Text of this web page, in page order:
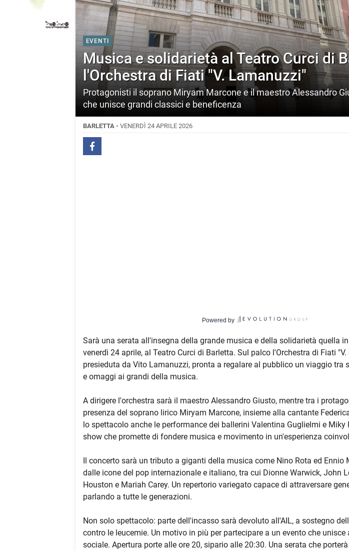
EVENTI
Musica e solidarietà al Teatro Curci di
l'Orchestra di Fiati "V. Lamanuzzi"
Protagonisti il soprano Miryam Marcone e il maestro Alessandro
che unisce grandi classici e beneficenza
BARLETTA - VENERDÌ 24 APRILE 2026
Powered by
Sarà una serata all'insegna della grande musica e della solidarietà quella
venerdì 24 aprile, al Teatro Curci di Barletta. Sul palco l'Orchestra di Fiati
presieduta da Vito Lamanuzzi, pronta a regalare al pubblico un viaggio tra
e omaggi ai grandi della musica.
A dirigere l'orchestra sarà il maestro Alessandro Giusto, mentre tra i
presenza del soprano lirico Miryam Marcone, insieme alla cantante
lo spettacolo anche le performance dei ballerini Valentina Guglielmi e Miky
show che promette di fondere musica e movimento in un'esperienza
Il concerto sarà un tributo a giganti della musica come Nino Rota ed Ennio
dalle icone del pop internazionale e italiano, tra cui Dionne Warwick, John
Houston e Mariah Carey. Un repertorio variegato capace di attraversare
parlando a tutte le generazioni.
Non solo spettacolo: parte dell'incasso sarà devoluto all'AIL, a sostegno
contro le leucemie. Un motivo in più per partecipare a un evento che unisce
sociale. Apertura porte alle ore 20, sipario alle 20:30. Una serata che